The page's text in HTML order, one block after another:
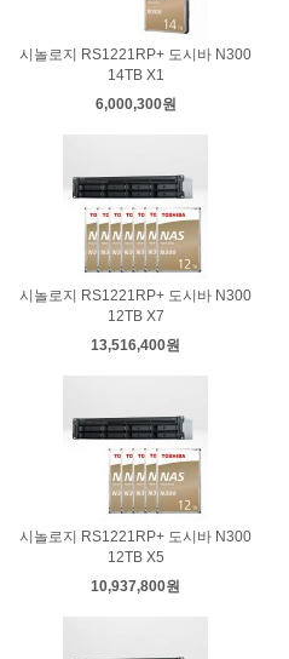
시놀로지 RS1221RP+ 도시바 N300
14TB X1
6,000,300원
시놀로지 RS1221RP+ 도시바 N300
12TB X7
13,516,400원
시놀로지 RS1221RP+ 도시바 N300
12TB X5
10,937,800원